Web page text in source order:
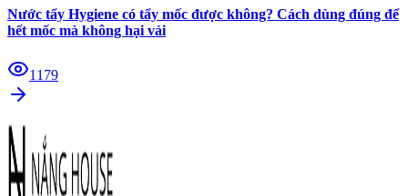
Nước tẩy Hygiene có tẩy mốc được không? Cách dùng đúng để
hết mốc mà không hại vải
1179